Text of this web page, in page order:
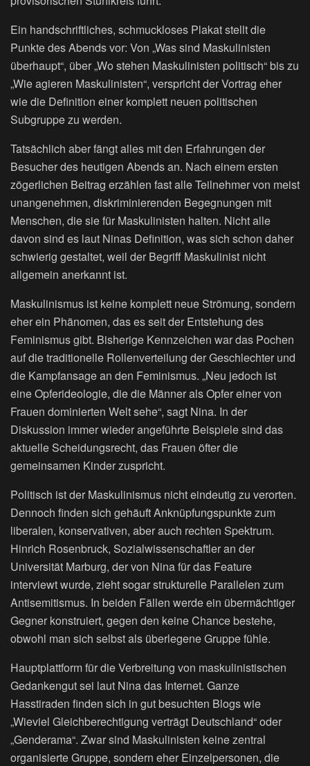
Ein handschriftliches, schmuckloses Plakat stellt die
Punkte des Abends vor: Von „Was sind Maskulinisten
überhaupt“, über „Wo stehen Maskulinisten politisch“ bis zu
„Wie agieren Maskulinisten“, verspricht der Vortrag eher
wie die Definition einer komplett neuen politischen
Subgruppe zu werden.
Tatsächlich aber fängt alles mit den Erfahrungen der
Besucher des heutigen Abends an. Nach einem ersten
zögerlichen Beitrag erzählen fast alle Teilnehmer von meist
unangenehmen, diskriminierenden Begegnungen mit
Menschen, die sie für Maskulinisten halten. Nicht alle
davon sind es laut Ninas Definition, was sich schon daher
schwierig gestaltet, weil der Begriff Maskulinist nicht
allgemein anerkannt ist.
Maskulinismus ist keine komplett neue Strömung, sondern
eher ein Phänomen, das es seit der Entstehung des
Feminismus gibt. Bisherige Kennzeichen war das Pochen
auf die traditionelle Rollenverteilung der Geschlechter und
die Kampfansage an den Feminismus. „Neu jedoch ist
eine Opferideologie, die die Männer als Opfer einer von
Frauen dominierten Welt sehe“, sagt Nina. In der
Diskussion immer wieder angeführte Beispiele sind das
aktuelle Scheidungsrecht, das Frauen öfter die
gemeinsamen Kinder zuspricht.
Politisch ist der Maskulinismus nicht eindeutig zu verorten.
Dennoch finden sich gehäuft Anknüpfungspunkte zum
liberalen, konservativen, aber auch rechten Spektrum.
Hinrich Rosenbruck, Sozialwissenschaftler an der
Universität Marburg, der von Nina für das Feature
interviewt wurde, zieht sogar strukturelle Parallelen zum
Antisemitismus. In beiden Fällen werde ein übermächtiger
Gegner konstruiert, gegen den keine Chance bestehe,
obwohl man sich selbst als überlegene Gruppe fühle.
Hauptplattform für die Verbreitung von maskulinistischen
Gedankengut sei laut Nina das Internet. Ganze
Hasstiraden finden sich in gut besuchten Blogs wie
„Wieviel Gleichberechtigung verträgt Deutschland“ oder
„Genderama“. Zwar sind Maskulinisten keine zentral
organisierte Gruppe, sondern eher Einzelpersonen, die